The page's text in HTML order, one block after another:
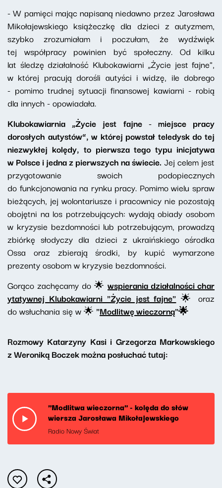
- W pamięci mając napisaną niedawno przez Jarosława
Mikołajewskiego książeczkę dla dzieci z autyzmem,
szybko zrozumiałam i poczułam, że wydźwięk
tej współpracy powinien być społeczny. Od kilku
lat śledzę działalność Klubokawiarni „Życie jest fajne",
w której pracują dorośli autyści i widzę, ile dobrego
- pomimo trudnej sytuacji finansowej kawiarni - robią
dla innych - opowiadała.
Klubokawiarnia „Życie jest fajne - miejsce pracy
dorosłych autystów”, w której powstał teledysk do tej
niezwykłej kolędy, to pierwsza tego typu inicjatywa
w Polsce i jedna z pierwszych na świecie. Jej celem jest
przygotowanie swoich podopiecznych
do funkcjonowania na rynku pracy. Pomimo wielu spraw
bieżących, jej wolontariusze i pracownicy nie pozostają
obojętni na los potrzebujących: wydają obiady osobom
w kryzysie bezdomności lub potrzebującym, prowadzą
zbiórkę słodyczy dla dzieci z ukraińskiego ośrodka
Ossa oraz zbierają środki, by kupić wymarzone
prezenty osobom w kryzysie bezdomności.
Gorąco zachęcamy do 🌟 wspierania działalności char
ytatywnej Klubokawiarni "Życie jest fajne" 🌟 oraz
do wsłuchania się w 🌟 "Modlitwę wieczorną"🌟
Rozmowy Katarzyny Kasi i Grzegorza Markowskiego
z Weroniką Boczek można posłuchać tutaj:
"Modlitwa wieczorna" - kolęda do słów
wiersza Jarosława Mikołajewskiego
Radio Nowy Świat